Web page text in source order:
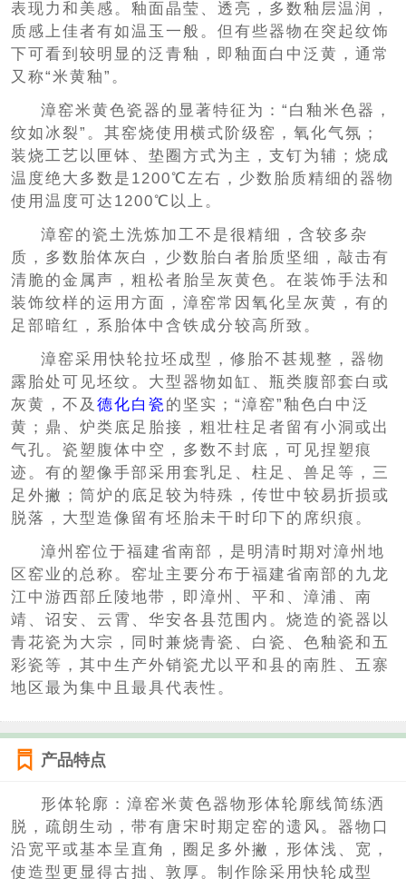
表现力和美感。釉面晶莹、透亮，多数釉层温润，
质感上佳者有如温玉一般。但有些器物在突起纹饰
下可看到较明显的泛青釉，即釉面白中泛黄，通常
又称“米黄釉”。
漳窑米黄色瓷器的显著特征为：“白釉米色器，
纹如冰裂”。其窑烧使用横式阶级窑，氧化气氛；
装烧工艺以匣钵、垫圈方式为主，支钉为辅；烧成
温度绝大多数是1200℃左右，少数胎质精细的器物
使用温度可达1200℃以上。
漳窑的瓷土洗炼加工不是很精细，含较多杂
质，多数胎体灰白，少数胎白者胎质坚细，敲击有
清脆的金属声，粗松者胎呈灰黄色。在装饰手法和
装饰纹样的运用方面，漳窑常因氧化呈灰黄，有的
足部暗红，系胎体中含铁成分较高所致。
漳窑采用快轮拉坯成型，修胎不甚规整，器物
露胎处可见坯纹。大型器物如缸、瓶类腹部套白或
灰黄，不及 德化白瓷的坚实；“漳窑”釉色白中泛
黄；鼎、炉类底足胎接，粗壮柱足者留有小洞或出
气孔。瓷塑腹体中空，多数不封底，可见捏塑痕
迹。有的塑像手部采用套乳足、柱足、兽足等，三
足外撇；筒炉的底足较为特殊，传世中较易折损或
脱落，大型造像留有坯胎未干时印下的席织痕。
漳州窑位于福建省南部，是明清时期对漳州地
区窑业的总称。窑址主要分布于福建省南部的九龙
江中游西部丘陵地带，即漳州、平和、漳浦、南
靖、诏安、云霄、华安各县范围内。烧造的瓷器以
青花瓷为大宗，同时兼烧青瓷、白瓷、色釉瓷和五
彩瓷等，其中生产外销瓷尤以平和县的南胜、五寨
地区最为集中且最具代表性。
产品特点
形体轮廓：漳窑米黄色器物形体轮廓线简练洒
脱，疏朗生动，带有唐宋时期定窑的遗风。器物口
沿宽平或基本呈直角，圈足多外撇，形体浅、宽，
使造型更显得古拙、敦厚。制作除采用快轮成型